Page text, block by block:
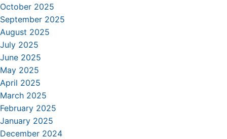
October 2025
September 2025
August 2025
July 2025
June 2025
May 2025
April 2025
March 2025
February 2025
January 2025
December 2024